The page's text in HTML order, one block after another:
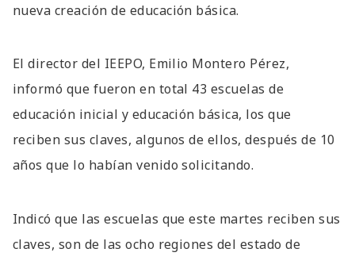
nueva creación de educación básica.
El director del IEEPO, Emilio Montero Pérez,
informó que fueron en total 43 escuelas de
educación inicial y educación básica, los que
reciben sus claves, algunos de ellos, después de 10
años que lo habían venido solicitando.
Indicó que las escuelas que este martes reciben sus
claves, son de las ocho regiones del estado de